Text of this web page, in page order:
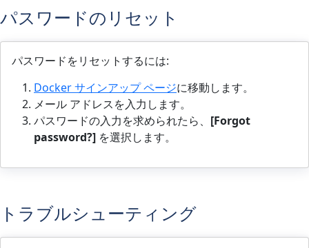
パスワードのリセット
パスワードをリセットするには:
Docker サインアップ ページに移動します。
メール アドレスを入力します。
パスワードの入力を求められたら、 [Forgot
password?] を選択します。
トラブルシューティング